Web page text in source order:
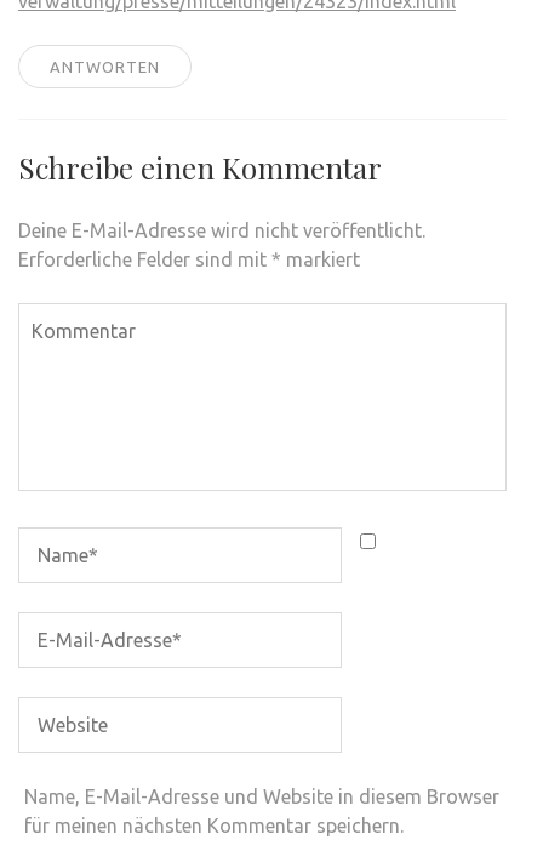
ANTWORTEN
Schreibe einen Kommentar
Deine E-Mail-Adresse wird nicht veröffentlicht.
Erforderliche Felder sind mit * markiert
Name, E-Mail-Adresse und Website in diesem Browser
für meinen nächsten Kommentar speichern.